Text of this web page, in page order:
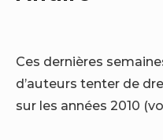
Ces dernières
d’auteurs tenter de
sur les années 2010